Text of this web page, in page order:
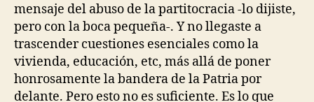
mensaje del abuso de la partitocracia -lo dijiste,
pero con la boca pequeña-. Y no llegaste a
trascender cuestiones esenciales como la
vivienda, educación, etc, más allá de poner
honrosamente la bandera de la Patria por
delante. Pero esto no es suficiente. Es lo que